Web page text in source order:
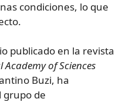
condiciones, lo que
publicado en la revista
of Sciences
Buzi, ha
grupo de